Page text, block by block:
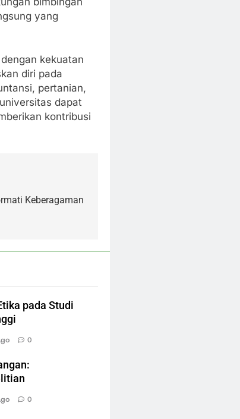
yang
kekuatan
diri pada
pertanian,
dapat
kontribusi
Keberagaman
pada Studi
0
0